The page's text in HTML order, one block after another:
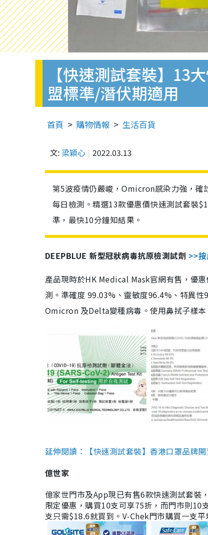
【快速測試套裝】13
盟標準/潛伏期適用
首頁 購物情報 生活百貨
文: 梁穎心 2022.03.13
第5波疫情仍嚴峻，Omicron感染力強，確
每日檢測。精選13款優惠價快速測試套裝
準，最快10分鐘知結果。
DEEPBLUE 新型冠狀病毒抗原檢測試劑 >>
產品現時於HK Medical Mask官網有售，優
測。準確度 99.03%、靈敏度96.4%、特異
Omicron 及Delta變種病毒。使用鼻拭子樣本
延伸閱讀：【快速測試套裝】香港口罩品牌
億世家
億家世門市及App現已有售6款快速測試套
限定優惠，購買10支可享75折，而門市則
支只需$18.6就買到。V-Chek門市購買一支